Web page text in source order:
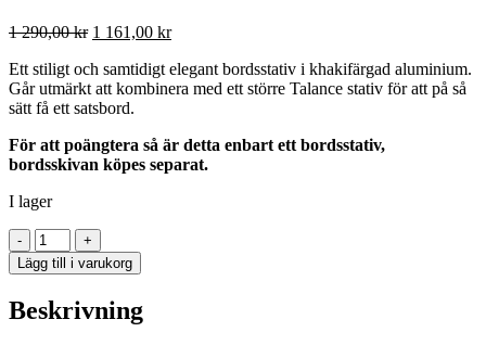
1 290,00kr Det
priset
var:
1
1 161,00 krDet
priset
är:
Ett stiligt och samtidigt elegant bordsstativ i khakifärgad aluminium.
Går utmärkt att kombinera med ett större Talance stativ för att på så
sätt få ett satsbord.
För att poängtera så är detta enbart ett bordsstativ,
bordsskivan köpes separat.
I lager
-
Talance
H40
stativ
khaki
+
Lägg till i varukorg
Beskrivning